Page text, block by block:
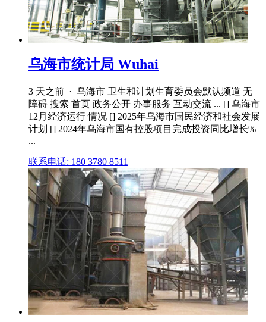
乌海市统计局 Wuhai
3 天之前 · 乌海市 卫生和计划生育委员会默认频道 无
障碍 搜索 首页 政务公开 办事服务 互动交流 ... [] 乌海市
12月经济运行 情况 [] 2025年乌海市国民经济和社会发展
计划 [] 2024年乌海市国有控股项目完成投资同比增长%
...
联系电话: 180 3780 8511